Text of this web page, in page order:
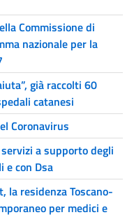
Commissione di
nazionale per la
già raccolti 60
catanesi
Coronavirus
a supporto degli
con Dsa
la residenza Toscano-
per medici e